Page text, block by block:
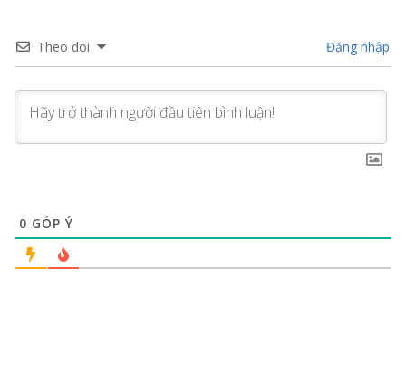
Theo dõi Đăng nhập
0 GÓP Ý